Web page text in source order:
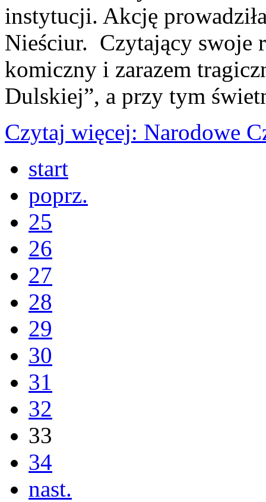
instytucji. Akcję
Nieściur. Czytający swoje
komiczny i zarazem
Dulskiej”, a przy tym
Czytaj więcej: Narodowe
start
poprz.
25
26
27
28
29
30
31
32
33
34
nast.